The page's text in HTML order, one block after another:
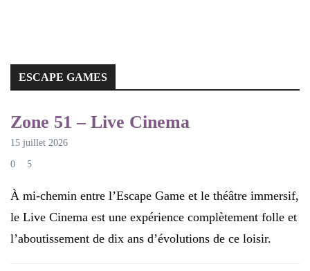
ESCAPE GAMES
ESCAPE GAMES
Zone 51 – Live Cinema
15 juillet 2026
0 5
À mi-chemin entre l’Escape Game et le théâtre immersif,
le Live Cinema est une expérience complètement folle et
l’aboutissement de dix ans d’évolutions de ce loisir.